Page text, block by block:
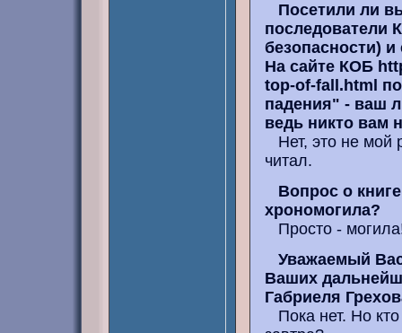
Посетили ли
последователи
безопасности)
На сайте КОБ
top-of-fall.html
падения" - ваш
ведь никто вам
Нет, это не мой
читал.
Вопрос о
хрономогила?
Просто -
Уважаемый
Ваших
Габриеля
Пока нет. Но